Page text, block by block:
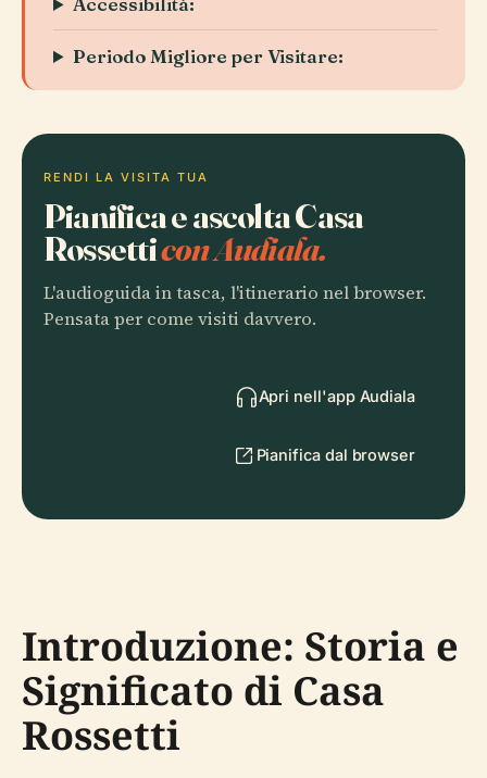
Periodo Migliore per Visitare:
RENDI LA VISITA TUA
Pianifica e ascolta Casa
Rossetticon Audiala.
L'audioguida in tasca, l'itinerario nel browser.
Pensata per come visiti davvero.
Apri nell'app Audiala
Pianifica dal browser
Introduzione: Storia e
Significato di Casa
Rossetti